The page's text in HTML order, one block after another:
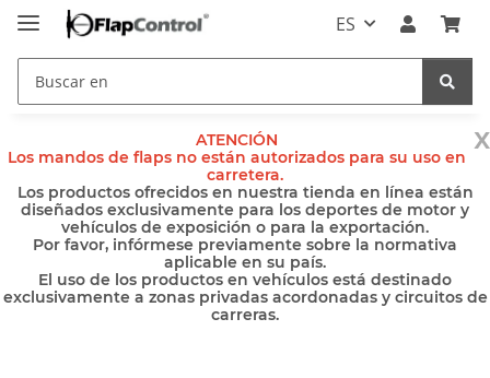
ES
x
ATENCIÓN
Los mandos de flaps no están autorizados para su uso en
carretera.
Los productos ofrecidos en nuestra tienda en línea están
diseñados exclusivamente para los deportes de motor y
vehículos de exposición o para la exportación.
Por favor, infórmese previamente sobre la normativa
aplicable en su país.
El uso de los productos en vehículos está destinado
exclusivamente a zonas privadas acordonadas y circuitos de
carreras.